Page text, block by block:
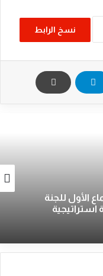
نسخ الرابط
الأول للجنة